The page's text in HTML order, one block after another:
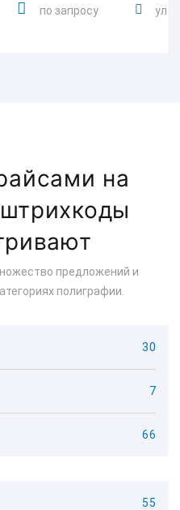
по запросу ул.
на
предложений и
полиграфии.
30
7
66
55